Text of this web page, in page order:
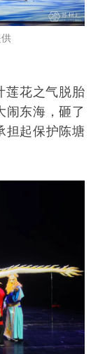
供
莲花之气脱胎
闹东海，砸了
担起保护陈塘